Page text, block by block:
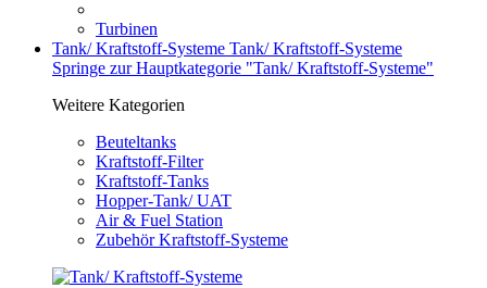
Turbinen
Tank/ Kraftstoff-Systeme Tank/ Kraftstoff-Systeme
Springe zur Hauptkategorie "Tank/ Kraftstoff-Systeme"
Weitere Kategorien
Beuteltanks
Kraftstoff-Filter
Kraftstoff-Tanks
Hopper-Tank/ UAT
Air & Fuel Station
Zubehör Kraftstoff-Systeme